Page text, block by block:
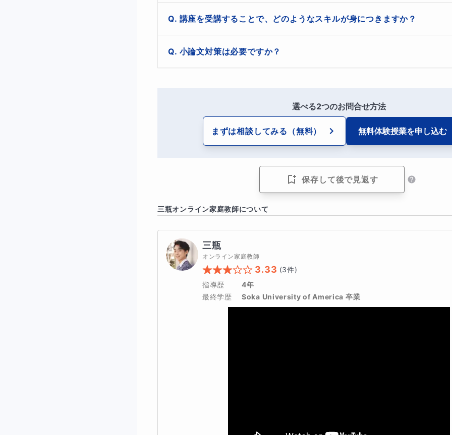
4.問題解決のための戦略的思考法
5.プレゼンテーションのスキル
また、講師とのディスカッションやグループワークなどの交流を通じて、より深
ができます。この講座は、日本での教育と海外での教育の違いに興味がある方、
ロジカルシンキングとは
ロジカルシンキングとは、論理的思考力のことで、問題解決や意見表明などにお
1.ロジカルシンキングの基礎
を通じて、実践的な能力を身につけることが目的とされています。ただし、より高度
得するための講座であれば、より長い期間を要する場合もあります。
講座の内容は、ロジカルシンキングに必要な基礎知識から応用まで幅広くカバーして
論理の構成、認知バイアス、問題解決方法、論点整理、論理的文章の書き方などが含
講座を受講することで、どのようなスキルが身につきますか？
講座を受講することで、正確で論理的な思考力を身につけることができます。また、
理的文章の書き方についても学ぶことができます。これらのスキルは、学術研究やビ
て非常に役立ちます。
小論文対策は必要ですか？
す。また、小論文は、課題解決能力やコミュニケーション能力を高める上でも役立つ
したがって、小論文対策は必要不可欠であると言えます。
選べる2つのお問合せ方法
まずは相談してみる （無料） 無料体験授業を申し込む
保存して後で見返す
三瓶オンライン家庭教師について
三瓶
オンライン家庭教師
3.33 (3件)
指導歴
4年
最終学歴
Soka University of America 卒業